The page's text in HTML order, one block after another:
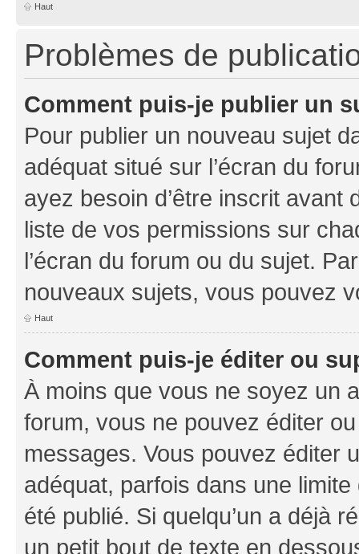
Haut
Problèmes de
Comment puis-je publier un
Pour publier un nouveau sujet
adéquat situé sur l’écran du
ayez besoin d’être inscrit
liste de vos permissions sur
l’écran du forum ou du sujet.
nouveaux sujets, vous pouvez
Haut
Comment puis-je éditer ou
À moins que vous ne soyez un
forum, vous ne pouvez éditer
messages. Vous pouvez éditer
adéquat, parfois dans une
été publié. Si quelqu’un a déjà
un petit bout de texte en